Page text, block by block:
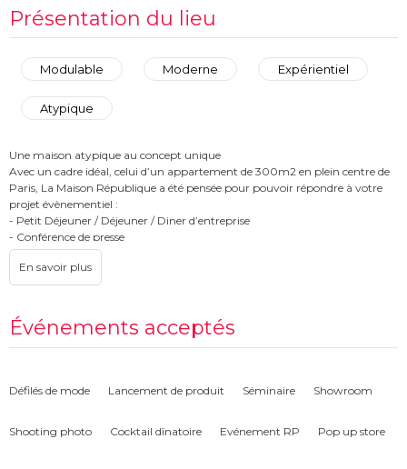
Présentation du lieu
Modulable Moderne Expérientiel
Atypique
Une maison atypique au concept unique
Avec un cadre idéal, celui d’un appartement de 300m2 en plein centre de
Paris, La Maison République a été pensée pour pouvoir répondre à votre
projet évènementiel :
- Petit Déjeuner / Déjeuner / Diner d’entreprise
- Conférence de presse
- Team Building
- Showroom
- Tournage
- Soirée / Cocktail évènementiel. De l’agencement du lieu et de ses
différents espaces (la chambre, le coin gaming, le bar, la scène, le fumoir et
son bar à l’intérieur,…) permettant la mise en place d’animations
technique (cuisine, système son en L-Acoustic, structure lights en led
matricielle, vidéo projecteur,…), La Maison République peut accueillir vos
Événements acceptés
Défilés de mode Lancement de produit Séminaire Showroom
Shooting photo Cocktail dînatoire Evénement RP Pop up store